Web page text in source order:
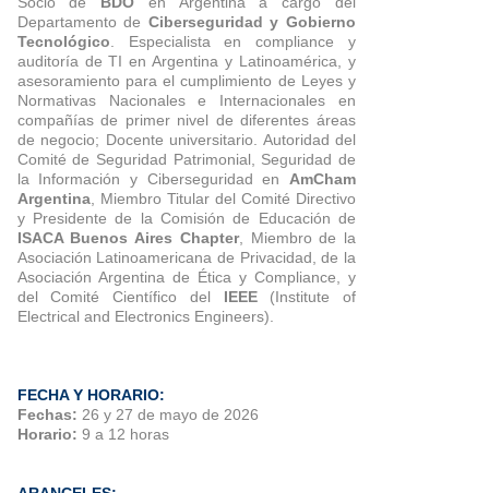
Departamento de Ciberseguridad y Gobierno
Tecnológico . Especialista en compliance y
auditoría de TI en Argentina y Latinoamérica, y
asesoramiento para el cumplimiento de Leyes y
Normativas Nacionales e Internacionales en
compañías de primer nivel de diferentes áreas
de negocio; Docente universitario. Autoridad del
Comité de Seguridad Patrimonial, Seguridad de
la Información y Ciberseguridad en AmCham
Argentina, Miembro Titular del Comité Directivo
y Presidente de la Comisión de Educación de
ISACA Buenos Aires Chapter, Miembro de la
Asociación Latinoamericana de Privacidad, de la
Asociación Argentina de Ética y Compliance, y
del Comité Científico del IEEE(Institute of
Electrical and Electronics Engineers).
FECHA Y HORARIO:
Fechas: 26 y 27 de mayo de 2026
Horario: 9 a 12 horas